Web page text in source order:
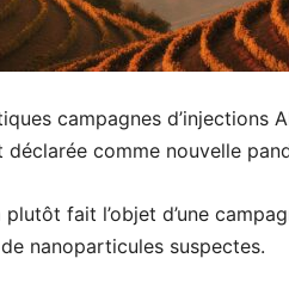
campagnes
déclarée comme nouvelle
fait l’objet d’une
nanoparticules suspectes.